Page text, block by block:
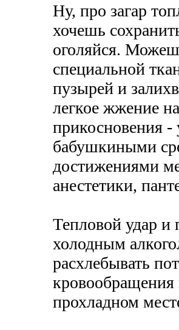
Ну, про загар
хочешь
оголяйся.
специальной
пузырей и
легкое жжение
прикосновения -
бабушкиными
достижениями
анестетики,
Тепловой удар и
холодным
расхлебывать
кровообращения
прохладном